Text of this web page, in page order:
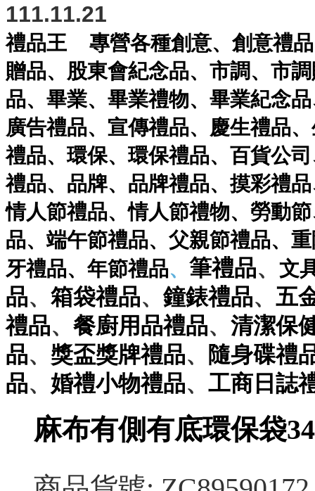
111.11.21
禮品王 專營各種創意、 創意禮品
贈品、 股東會紀念品、 市調、 市
品、 畢業、 畢業禮物、 畢業紀念品
廣告禮品、 宣傳禮品、 慶生禮品、
禮品、環保、環保禮品、 百貨公司
禮品、 品牌、 品牌禮品、摸彩禮品
情人節禮品、情人節禮物、 勞動節
品、端午節禮品、 父親節禮品、
牙禮品、 年節禮品、 筆禮品、 文
品、 箱袋禮品、 鐘錶禮品、 五
禮品、 餐廚用品禮品、 清潔保
品、 獎盃獎牌禮品、 隨身碟禮
品、 婚禮小物禮品、 工商日誌
麻布有側有底環保袋